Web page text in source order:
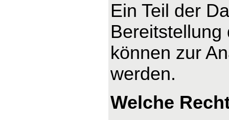
Ein Teil der
können zur
werden.
Welche